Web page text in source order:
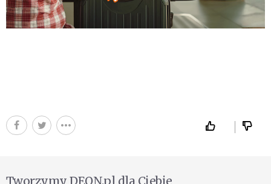
Tworzymy DEON.pl dla Ciebie